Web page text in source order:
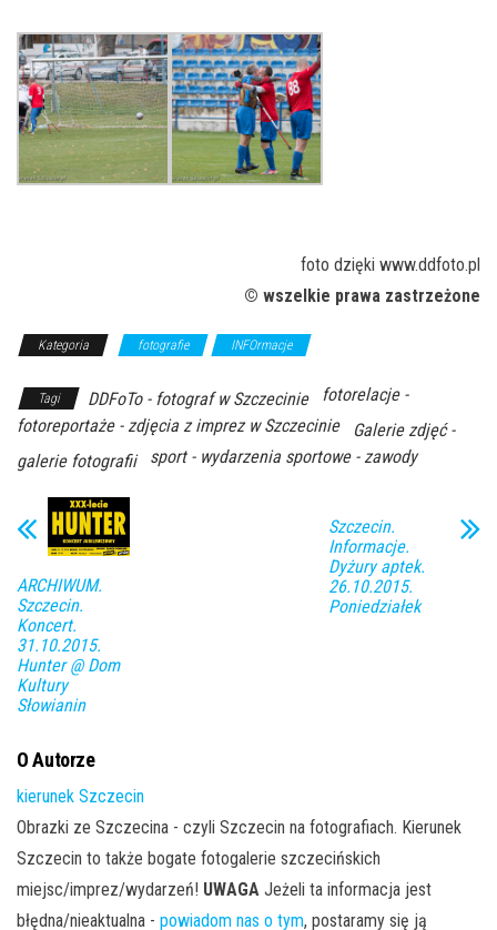
foto dzięki www.ddfoto.pl
© wszelkie prawa zastrzeżone
Kategoria fotografie INFOrmacje
Tagi DDFoTo - fotograf w Szczecinie
fotorelacje -
fotoreportaże - zdjęcia z imprez w Szczecinie
Galerie zdjęć -
galerie fotografii
sport - wydarzenia sportowe - zawody
ARCHIWUM.
Szczecin.
Koncert.
31.10.2015.
Hunter @ Dom
Kultury
Słowianin
Szczecin.
Informacje.
Dyżury aptek.
26.10.2015.
Poniedziałek
O Autorze
kierunek Szczecin
Obrazki ze Szczecina - czyli Szczecin na fotografiach. Kierunek
Szczecin to także bogate fotogalerie szczecińskich
miejsc/imprez/wydarzeń! UWAGA Jeżeli ta informacja jest
błędna/nieaktualna - powiadom nas o tym, postaramy się ją